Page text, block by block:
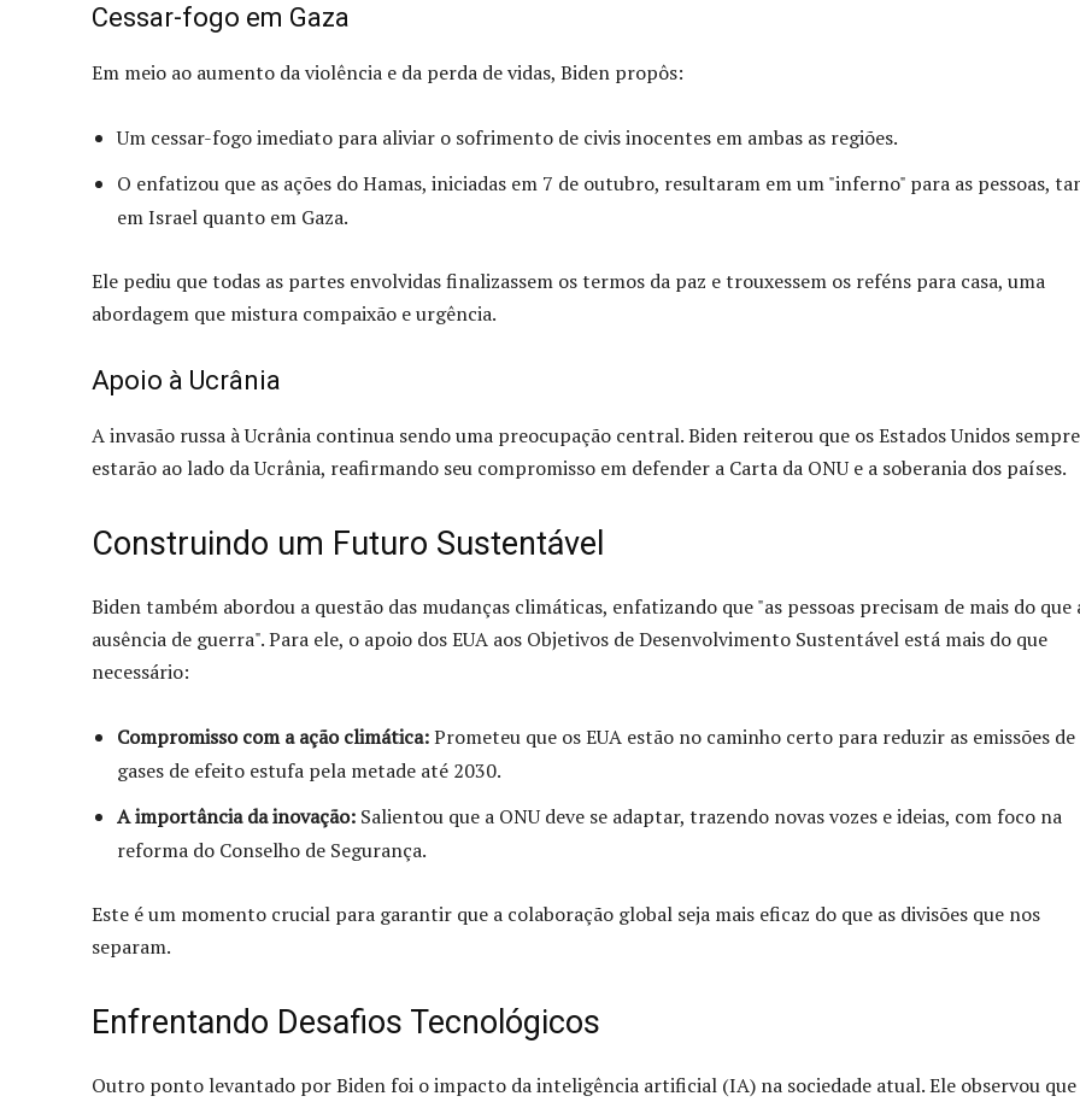
Cessar-fogo em Gaza
Em meio ao aumento da violência e da perda de vidas, Biden propôs:
Um cessar-fogo imediato para aliviar o sofrimento de civis inocentes em ambas as regiões.
O enfatizou que as ações do Hamas, iniciadas em 7 de outubro, resultaram em um "inferno" para as pessoas,
em Israel quanto em Gaza.
Ele pediu que todas as partes envolvidas finalizassem os termos da paz e trouxessem os reféns para casa, uma
abordagem que mistura compaixão e urgência.
Apoio à Ucrânia
A invasão russa à Ucrânia continua sendo uma preocupação central. Biden reiterou que os Estados Unidos sempre
estarão ao lado da Ucrânia, reafirmando seu compromisso em defender a Carta da ONU e a soberania dos países.
Construindo um Futuro Sustentável
Biden também abordou a questão das mudanças climáticas, enfatizando que "as pessoas precisam de mais do que
ausência de guerra". Para ele, o apoio dos EUA aos Objetivos de Desenvolvimento Sustentável está mais do que
necessário:
Compromisso com a ação climática:Prometeu que os EUA estão no caminho certo para reduzir as emissões de
gases de efeito estufa pela metade até 2030.
A importância da inovação: Salientou que a ONU deve se adaptar, trazendo novas vozes e ideias, com foco na
reforma do Conselho de Segurança.
Este é um momento crucial para garantir que a colaboração global seja mais eficaz do que as divisões que nos
separam.
Enfrentando Desafios Tecnológicos
Outro ponto levantado por Biden foi o impacto da inteligência artificial (IA) na sociedade atual. Ele observou que